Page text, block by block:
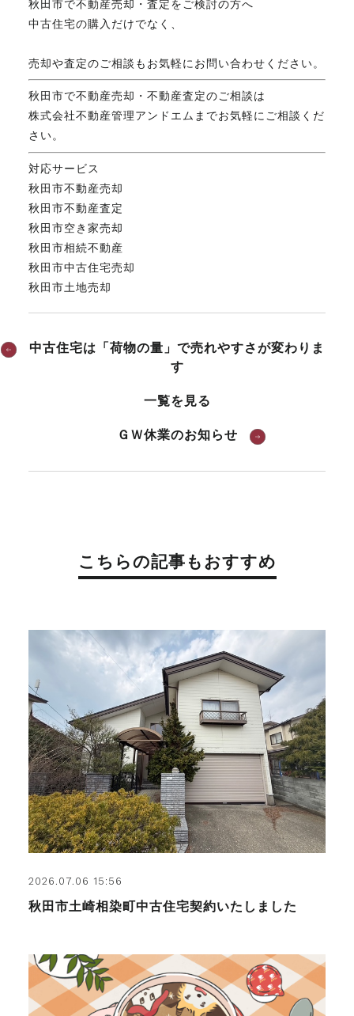
秋田市で不動産売却・査定をご検討の方へ
中古住宅の購入だけでなく、
売却や査定のご相談もお気軽にお問い合わせください。
秋田市で不動産売却・不動産査定のご相談は
株式会社不動産管理アンドエムまでお気軽にご相談くだ
さい。
対応サービス
秋田市不動産売却
秋田市不動産査定
秋田市空き家売却
秋田市相続不動産
秋田市中古住宅売却
秋田市土地売却
中古住宅は「荷物の量」で売れやすさが変わりま
す
一覧を見る
ＧＷ休業のお知らせ
こちらの記事もおすすめ
2026.07.06 15:56
秋田市土崎相染町中古住宅契約いたしました